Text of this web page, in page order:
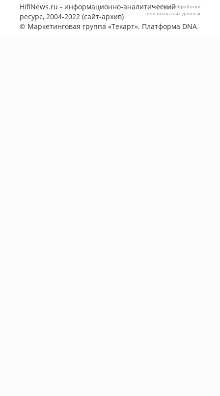
HifiNews.ru - информационно-аналитический
ресурс, 2004-2022 (сайт-архив)
© Маркетинговая группа «Текарт». Платформа DNA
Политика обработки
персональных данных